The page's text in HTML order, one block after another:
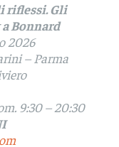
riflessi. Gli
Bonnard
2026
– Parma
9:30 – 20:30